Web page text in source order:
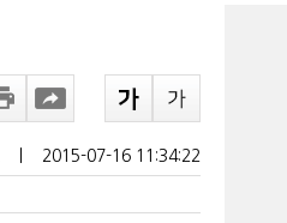
2015-07-16 11:34:22